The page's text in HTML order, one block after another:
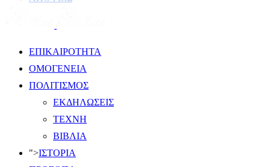
ΕΠΙΚΑΙΡΟΤΗΤΑ
ΟΜΟΓΕΝΕΙΑ
ΠΟΛΙΤΙΣΜΟΣ
ΕΚΔΗΛΩΣΕΙΣ
ΤΕΧΝΗ
ΒΙΒΛΙΑ
">ΙΣΤΟΡΙΑ